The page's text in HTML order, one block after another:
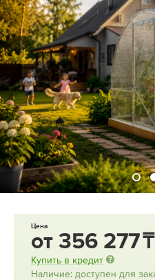
Цена
от 356 277
Купить в кредит
Наличие: доступен для